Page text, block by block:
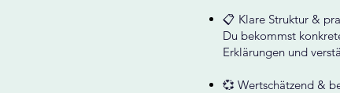
📋 Klare Struktur &
Du bekommst
Erklärungen und
💞 Wertschätzend &